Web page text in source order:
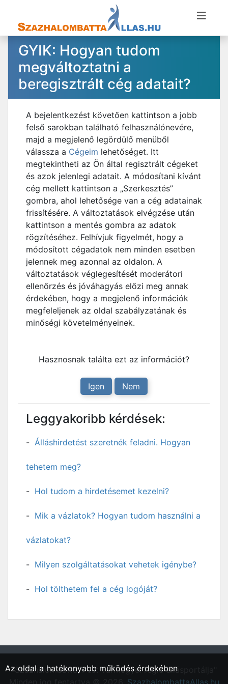
GYIK: Hogyan tudom
megváltoztatni a
beregisztrált cég adatait?
A bejelentkezést követően kattintson a jobb
felső sarokban található felhasználónevére,
majd a megjelenő legördülő menüből
válassza a Cégeim lehetőséget. Itt
megtekintheti az Ön által regisztrált cégeket
és azok jelenlegi adatait. A módosítani kívánt
cég mellett kattintson a „Szerkesztés”
gombra, ahol lehetősége van a cég adatainak
frissítésére. A változtatások elvégzése után
kattintson a mentés gombra az adatok
rögzítéséhez. Felhívjuk figyelmét, hogy a
módosított cégadatok nem minden esetben
jelennek meg azonnal az oldalon. A
változtatások véglegesítését moderátori
ellenőrzés és jóváhagyás előzi meg annak
érdekében, hogy a megjelenő információk
megfeleljenek az oldal szabályzatának és
minőségi követelményeinek.
Hasznosnak találta ezt az információt?
Igen Nem
Leggyakoribb kérdések:
Álláshirdetést szeretnék feladni. Hogyan
tehetem meg?
Hol tudom a hirdetésemet kezelni?
Mik a vázlatok? Hogyan tudom használni a
vázlatokat?
Milyen szolgáltatásokat vehetek igénybe?
Hol tölthetem fel a cég logóját?
"Százhalombatta, Pest vármegyei régió állásportálja"
SzazhalombattaAllas.hu
Az oldal a hatékonyabb működés érdekében